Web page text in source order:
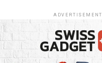
ADVERTISEMENT